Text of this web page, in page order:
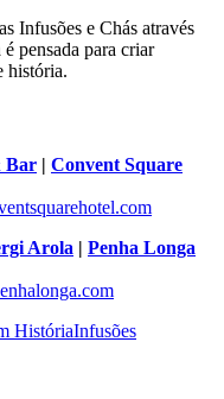
Infusões e Chás através
pensada para criar
história.
Bar | Convent Square
Arola | Penha Longa
HistóriaInfusões